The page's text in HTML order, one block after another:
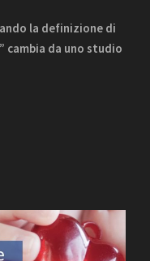
la definizione di
cambia da uno studio